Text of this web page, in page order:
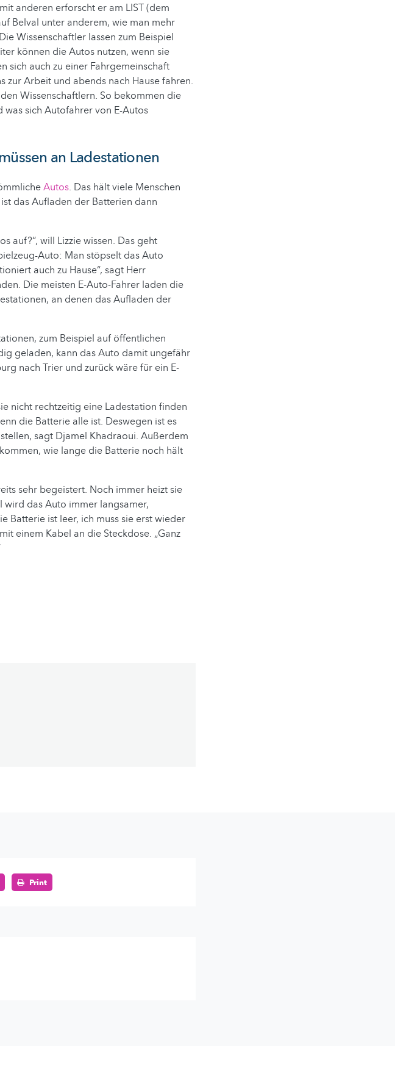
anderen erforscht er am LIST (dem
Belval unter anderem, wie man mehr
Wissenschaftler lassen zum Beispiel
können die Autos nutzen, wenn sie
sich auch zu einer Fahrgemeinschaft
zur Arbeit und abends nach Hause fahren.
Wissenschaftlern. So bekommen die
sich Autofahrer von E-Autos
an Ladestationen
Autos. Das hält viele Menschen
das Aufladen der Batterien dann
auf?“, will Lizzie wissen. Das geht
Auto: Man stöpselt das Auto
auch zu Hause“, sagt Herr
Die meisten E-Auto-Fahrer laden die
an denen das Aufladen der
zum Beispiel auf öffentlichen
geladen, kann das Auto damit ungefähr
nach Trier und zurück wäre für ein E-
nicht rechtzeitig eine Ladestation finden
die Batterie alle ist. Deswegen ist es
sagt Djamel Khadraoui. Außerdem
wie lange die Batterie noch hält
sehr begeistert. Noch immer heizt sie
das Auto immer langsamer,
Batterie ist leer, ich muss sie erst wieder
einem Kabel an die Steckdose. „Ganz
Print